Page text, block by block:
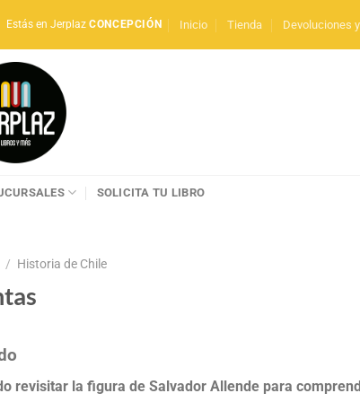
Estás en JerplazCONCEPCIÓN Inicio Tienda Devoluciones
SOLICITA TU LIBRO
/ Historia de Chile
revisitar la figura de Salvador Allende para